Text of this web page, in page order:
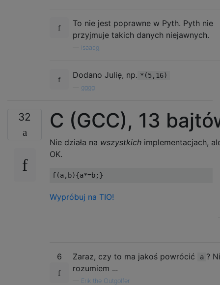
To nie jest poprawne w Pyth. Pyth nie
przyjmuje takich danych niejawnych.
isaacg,
Dodano Julię, np. *(5,16)
gggg
32 C (GCC), 13
Nie działa na wszystkich implementacjach,
OK.
f(a, b){a*=b;}
Wypróbuj na TIO!
6 Zaraz, czy to ma jakoś powrócić a ?
rozumiem ...
Erik the Outgolfer